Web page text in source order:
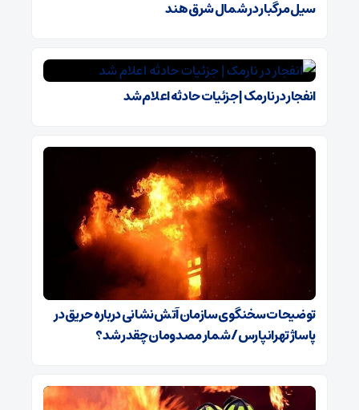
سیل مرگبار در شمال شرق هند
انفجار در نارمک | جزئیات حادثه اعلام شد
توضیحات سخنگوی سازمان آتش‌نشانی درباره حریق در
پاساژ تهرانپارس/ شمار مصدومان چقدر شد؟